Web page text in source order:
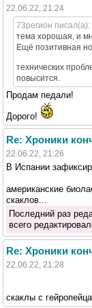
22.06.22, 21:24
73регион писал(а):
тема хорошая, и
Ещё позитивная
технических
повысится.
Продам педали!
Дорого!
Re: Хроники
22.06.22, 21:26
В Испании
американские
скаклов...
Последний раз
всего
Re: Хроники
22.06.22, 21:28
скаклы с